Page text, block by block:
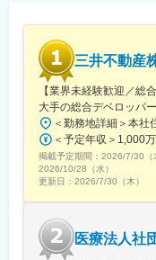
■仕事の魅力・やり
・CN/RCと商品魅
まで一気通貫で関
・ご自身が手がけ
会的インパクトと
・海外拠点やグロ
ーバルに活躍でき
・自らの企画・技
る可能性もありま
■職場環境・風土
「買う喜び、売る
に、Hondaでは数
役員から現場社員
徹底的に追求する
三井不動産
【業界未経験歓迎／総
大手の総合デベロッパー
掲載予定期間： 2026/7/30（
2026/10/28（水）
更新日： 2026/7/30（木）
医療法人社